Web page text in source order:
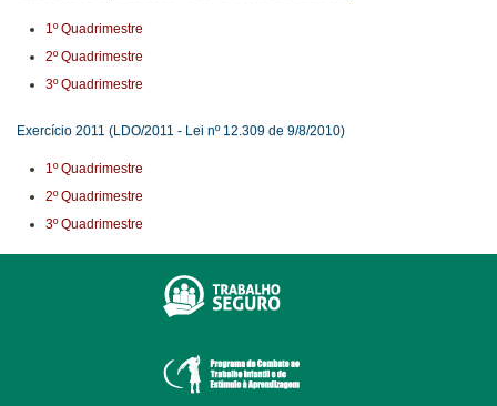
1º Quadrimestre
2º Quadrimestre
3º Quadrimestre
Exercício 2011 (LDO/2011 - Lei nº 12.309 de 9/8/2010)
1º Quadrimestre
2º Quadrimestre
3º Quadrimestre